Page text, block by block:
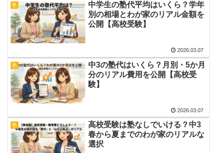
塾
中学生の塾代平均はいくら？学年
別の相場とわが家のリアル金額を
公開【高校受験】
2026.03.07
塾
中3の塾代はいくら？月別・5か月
分のリアル費用を公開【高校受
験】
2026.03.07
塾
高校受験は塾なしでいける？中3
春から夏までのわが家のリアルな
選択